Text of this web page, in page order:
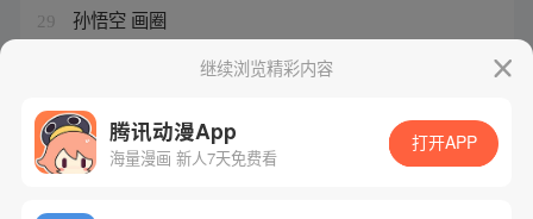
29 孙悟空 画圈
悟空优选最新方案下载继续浏览精彩内容
腾讯动漫App
海量漫画 新人7天免费看
打开APP